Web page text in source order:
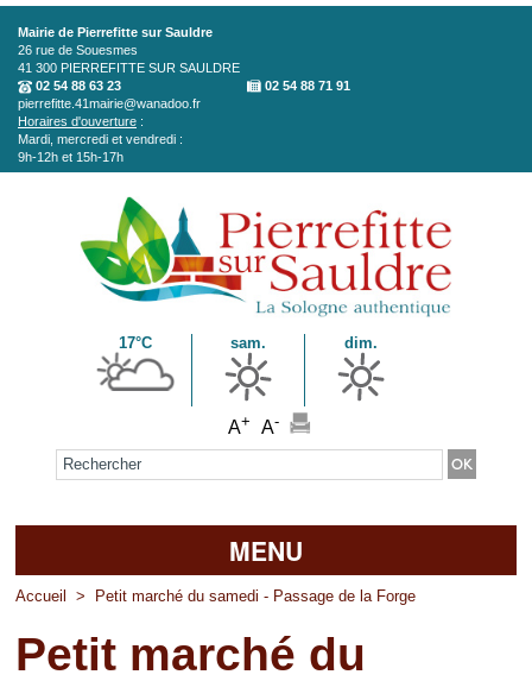
Aller au contenu principal
Mairie de Pierrefitte sur Sauldre
26 rue de Souesmes
41 300 PIERREFITTE SUR SAULDRE
02 54 88 63 23
02 54 88 71 91
pierrefitte.41mairie@wanadoo.fr
Horaires d'ouverture :
Mardi, mercredi et vendredi :
9h-12h et 15h-17h
17°C sam. dim.
A+ A-
Formulaire de recherche
MENU
Accueil
La mairie
Accueil > Petit marché du samedi - Passage de la Forge
Petit marché du